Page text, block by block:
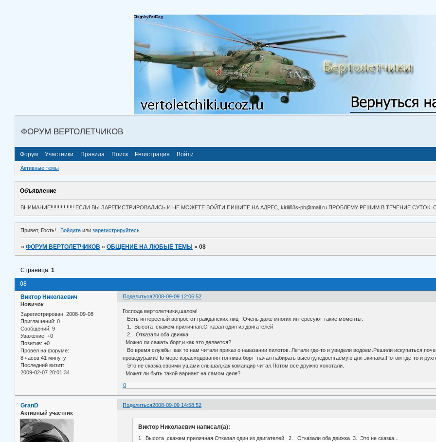
ФОРУМ ВЕРТОЛЕТЧИКОВ
Форум Участники Правила Поиск Регистрация Войти
Активные темы
Объявление
ВНИМАНИЕ!!!!!!!!!!!!!!!! ЕСЛИ ВЫ ЗАРЕГИСТРИРОВАЛИСЬ И НЕ МОЖЕТЕ ВОЙТИ ПИШИТЕ НА АДРЕС, kirill83s-pb@mail.ru ПРОБЛЕМУ РЕШИМ В ТЕЧЕНИЕ
Привет, Гость! Войдитеили зарегистрируйтесь.
»ФОРУМ ВЕРТОЛЕТЧИКОВ »ОБЩЕНИЕ НА ЛЮБЫЕ ТЕМЫ »08
08
Страница:1
Поделиться2008-09-09 12:06:52
Виктор Николаевич
Новичок
Зарегистрирован: 2008-09-08
Приглашений: 0
Сообщений: 9
Уважение: +0
Позитив: +0
Провел на форуме:
8 часов 41 минуту
Последний визит:
2009-02-07 20:01:34
Господа вертолетчики,шалом!
Есть интересный вопрос от гражданских лиц .Очень даже многих интересуют такие моменты:
1. Высота ,скажем приличная.Отказал один из двигателей
2. Отказали оба движка
Можно ли сажать борт,и как это делается?
Во время службы ,как то нам читали приказ о наказании пилотов. Летали где-то и увидели водоем.Решили
процедурами.По мере израсходования топлива борт начал набирать высоту,недосягаемую для экипажа.Потом где-то и
Это не сказка,своими ушами слышал,как командир читал.Потом все дружно хохотали.
Может ли быть такой вариант на самом деле?
0
Поделиться2008-09-09 14:58:52
GranD
Активный участник
Виктор Николаевич написал(а):
1. Высота ,скажем приличная.Отказал один из двигателей 2. Отказали оба движка 3. Это не сказка...